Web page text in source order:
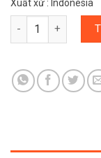
Xuất xứ : Indonesia
GIẤY IN EXCEL